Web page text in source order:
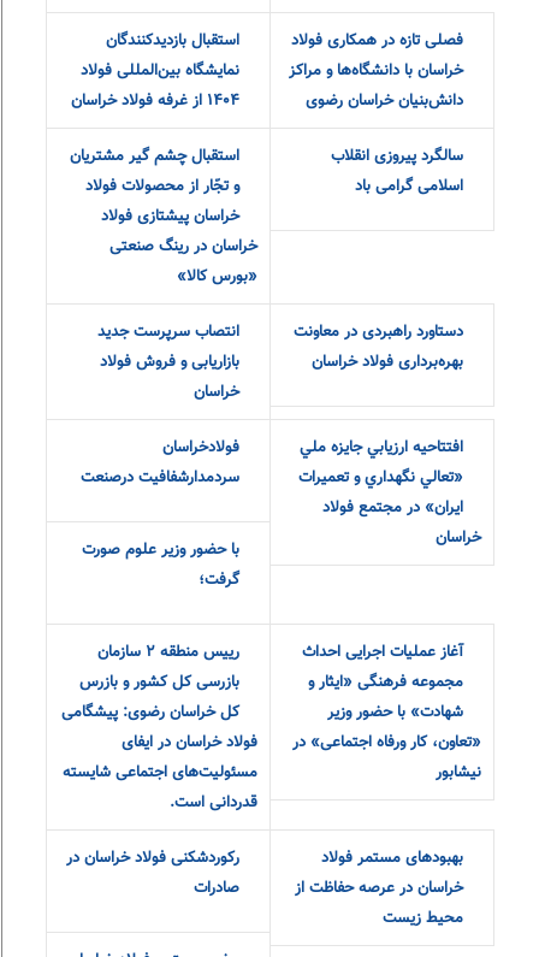
فصلی تازه در همکاری فولاد
خراسان با دانشگاه‌ها و مراکز
دانش‌بنیان خراسان رضوی
استقبال بازدیدکنندگان
نمایشگاه بین‌المللی فولاد
۱۴۰۴ از غرفه فولاد خراسان
سالگرد پیروزی انقلاب
اسلامی گرامی باد
استقبال چشم گیر مشتریان
و تجّار از محصولات فولاد
خراسان پیشتازی فولاد
خراسان در رینگ صنعتی
«بورس کالا»
دستاورد راهبردی در معاونت
بهره‌برداری فولاد خراسان
انتصاب سرپرست جدید
بازاریابی و فروش فولاد
خراسان
افتتاحيه ارزيابي جايزه ملي
«تعالي نگهداري و تعميرات
ايران» در مجتمع فولاد
خراسان
فولادخراسان
سردمدارشفافیت درصنعت
با حضور وزیر علوم صورت
گرفت؛
آغاز عملیات اجرایی احداث
مجموعه فرهنگی «ایثار و
شهادت» با حضور وزیر
«تعاون، کار و‌رفاه اجتماعی» در
نیشابور
رییس منطقه ٢ سازمان
بازرسی کل کشور و بازرس
کل خراسان رضوی: پیشگامی
فولاد خراسان در ایفای
مسئولیت‌های اجتماعی شایسته
قدردانی است.
بهبودهای مستمر فولاد
خراسان در عرصه حفاظت از
محیط زیست
رکوردشکنی فولاد خراسان در
صادرات